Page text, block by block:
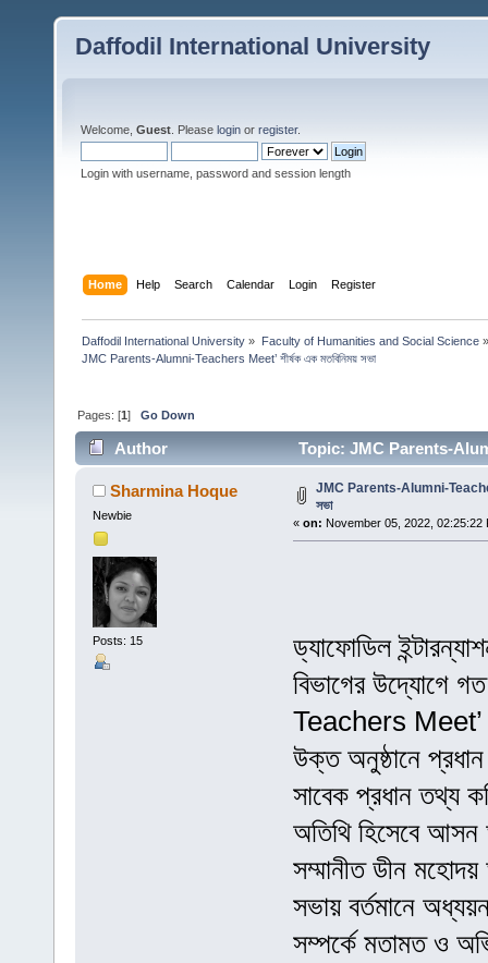
Daffodil International University
Welcome, Guest . Please login or register.
Login with username, password and session length
Home Help Search Calendar Login Register
Daffodil International University » Faculty of Humanities and Social Science»
JMC Parents-Alumni-Teachers Meet’ শীর্ষক এক মতবিনিময় সভা
Pages: [1]Go Down
Author Topic: JMC Parents-
Sharmina Hoque
Newbie
Posts: 15
JMC Parents-Alumni-Teachers
সভা
« on: November 05, 2022, 02:25:22
ড্যাফোডিল
বিভাগের উদ্যোগে
Teachers Meet’
উক্ত অনুষ্ঠানে প্রধান
সাবেক প্রধান তথ্য
অতিথি হিসেবে আসন
সম্মানীত ডীন
সভায় বর্তমানে
সম্পর্কে মতামত ও